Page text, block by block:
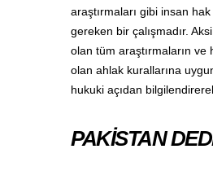
araştırmaları gibi insan
gereken bir çalışmadır.
olan tüm araştırmaların
olan ahlak kurallarına
hukuki açıdan
PAKİSTAN